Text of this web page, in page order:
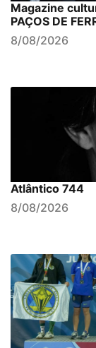
Magazine
PAÇOS DE
8/08/2026
Atlântico 744
8/08/2026